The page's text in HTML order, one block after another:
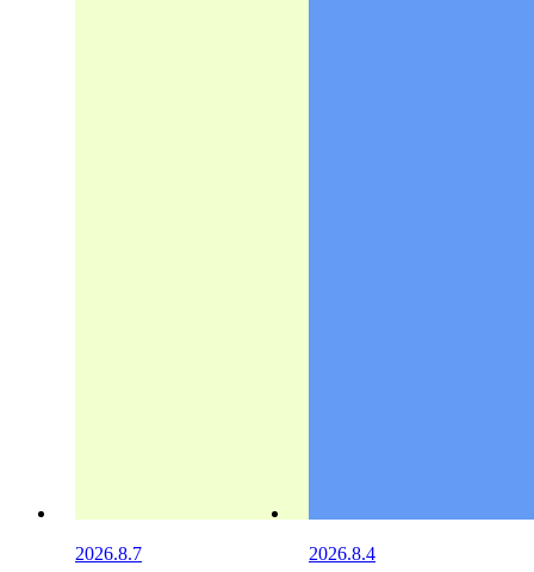
2026.8.7 2026.8.4